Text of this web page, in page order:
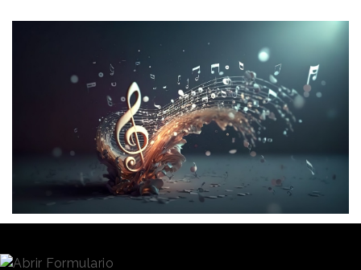
Poner en valor el carácter icónico y el legado del